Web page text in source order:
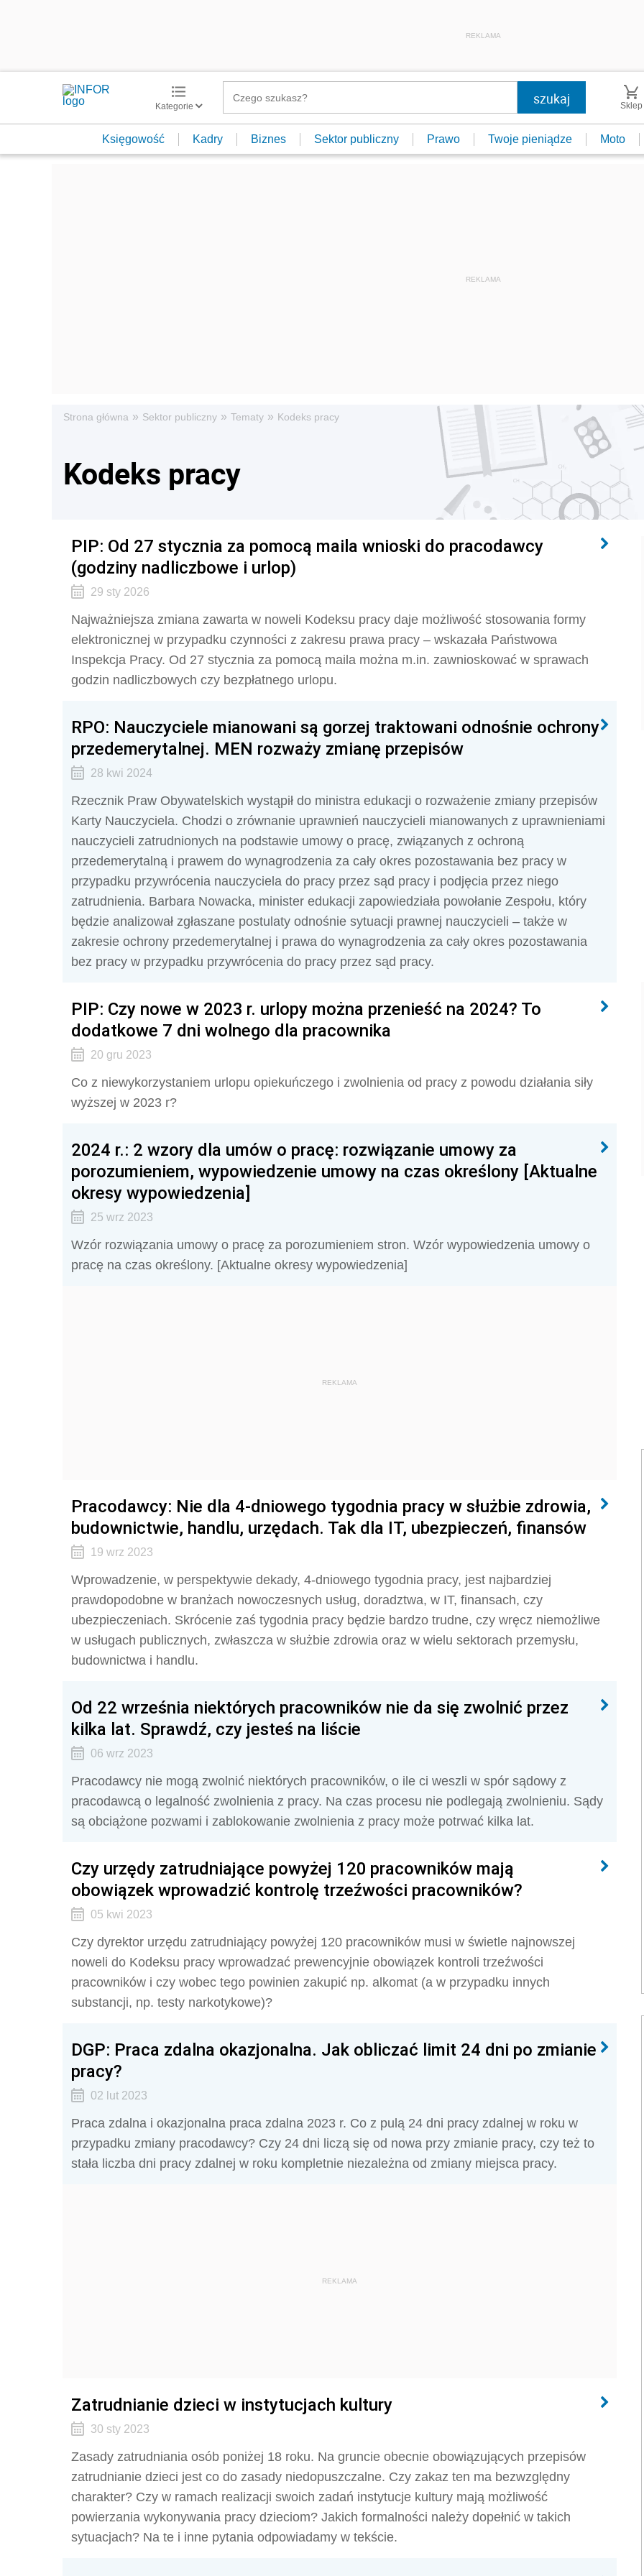
REKLAMA
Kategorie Sklep
Księgowość Kadry Biznes Sektor publiczny Prawo Twoje pieniądze Moto
Strona główna » Sektor publiczny » Tematy » Kodeks pracy
Kodeks pracy
PIP: Od 27 stycznia za pomocą maila wnioski do pracodawcy
(godziny nadliczbowe i urlop)
29 sty 2026
Najważniejsza zmiana zawarta w noweli Kodeksu pracy daje możliwość stosowania formy
elektronicznej w przypadku czynności z zakresu prawa pracy – wskazała Państwowa
Inspekcja Pracy. Od 27 stycznia za pomocą maila można m.in. zawnioskować w sprawach
godzin nadliczbowych czy bezpłatnego urlopu.
RPO: Nauczyciele mianowani są gorzej traktowani odnośnie ochrony
przedemerytalnej. MEN rozważy zmianę przepisów
28 kwi 2024
Rzecznik Praw Obywatelskich wystąpił do ministra edukacji o rozważenie zmiany przepisów
Karty Nauczyciela. Chodzi o zrównanie uprawnień nauczycieli mianowanych z uprawnieniami
nauczycieli zatrudnionych na podstawie umowy o pracę, związanych z ochroną
przedemerytalną i prawem do wynagrodzenia za cały okres pozostawania bez pracy w
przypadku przywrócenia nauczyciela do pracy przez sąd pracy i podjęcia przez niego
zatrudnienia. Barbara Nowacka, minister edukacji zapowiedziała powołanie Zespołu, który
będzie analizował zgłaszane postulaty odnośnie sytuacji prawnej nauczycieli – także w
zakresie ochrony przedemerytalnej i prawa do wynagrodzenia za cały okres pozostawania
bez pracy w przypadku przywrócenia do pracy przez sąd pracy.
PIP: Czy nowe w 2023 r. urlopy można przenieść na 2024? To
dodatkowe 7 dni wolnego dla pracownika
20 gru 2023
Co z niewykorzystaniem urlopu opiekuńczego i zwolnienia od pracy z powodu działania siły
wyższej w 2023 r?
2024 r.: 2 wzory dla umów o pracę: rozwiązanie umowy za
porozumieniem, wypowiedzenie umowy na czas określony [Aktualne
okresy wypowiedzenia]
25 wrz 2023
Wzór rozwiązania umowy o pracę za porozumieniem stron. Wzór wypowiedzenia umowy o
pracę na czas określony. [Aktualne okresy wypowiedzenia]
REKLAMA
Pracodawcy: Nie dla 4-dniowego tygodnia pracy w służbie zdrowia,
budownictwie, handlu, urzędach. Tak dla IT, ubezpieczeń, finansów
19 wrz 2023
Wprowadzenie, w perspektywie dekady, 4-dniowego tygodnia pracy, jest najbardziej
prawdopodobne w branżach nowoczesnych usług, doradztwa, w IT, finansach, czy
ubezpieczeniach. Skrócenie zaś tygodnia pracy będzie bardzo trudne, czy wręcz niemożliwe
w usługach publicznych, zwłaszcza w służbie zdrowia oraz w wielu sektorach przemysłu,
budownictwa i handlu.
Od 22 września niektórych pracowników nie da się zwolnić przez
kilka lat. Sprawdź, czy jesteś na liście
06 wrz 2023
Pracodawcy nie mogą zwolnić niektórych pracowników, o ile ci weszli w spór sądowy z
pracodawcą o legalność zwolnienia z pracy. Na czas procesu nie podlegają zwolnieniu. Sądy
są obciążone pozwami i zablokowanie zwolnienia z pracy może potrwać kilka lat.
Czy urzędy zatrudniające powyżej 120 pracowników mają
obowiązek wprowadzić kontrolę trzeźwości pracowników?
05 kwi 2023
Czy dyrektor urzędu zatrudniający powyżej 120 pracowników musi w świetle najnowszej
noweli do Kodeksu pracy wprowadzać prewencyjnie obowiązek kontroli trzeźwości
pracowników i czy wobec tego powinien zakupić np. alkomat (a w przypadku innych
substancji, np. testy narkotykowe)?
DGP: Praca zdalna okazjonalna. Jak obliczać limit 24 dni po zmianie
pracy?
02 lut 2023
Praca zdalna i okazjonalna praca zdalna 2023 r. Co z pulą 24 dni pracy zdalnej w roku w
przypadku zmiany pracodawcy? Czy 24 dni liczą się od nowa przy zmianie pracy, czy też to
stała liczba dni pracy zdalnej w roku kompletnie niezależna od zmiany miejsca pracy.
REKLAMA
Zatrudnianie dzieci w instytucjach kultury
30 sty 2023
Zasady zatrudniania osób poniżej 18 roku. Na gruncie obecnie obowiązujących przepisów
zatrudnianie dzieci jest co do zasady niedopuszczalne. Czy zakaz ten ma bezwzględny
charakter? Czy w ramach realizacji swoich zadań instytucje kultury mają możliwość
powierzania wykonywania pracy dzieciom? Jakich formalności należy dopełnić w takich
sytuacjach? Na te i inne pytania odpowiadamy w tekście.